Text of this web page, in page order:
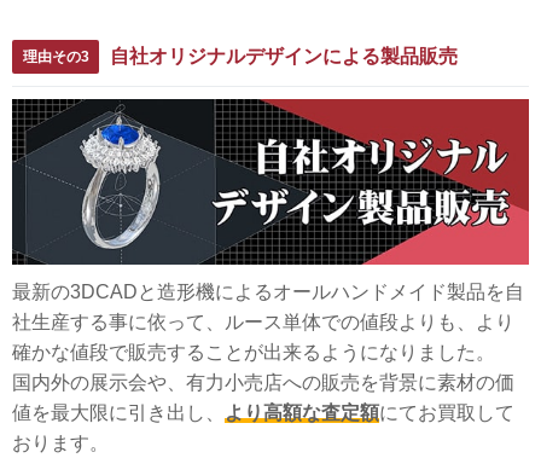
理由その3 自社オリジナルデザインによる製品販売
最新の3DCADと造形機によるオールハンドメイド製品を自
社生産する事に依って、ルース単体での値段よりも、より
確かな値段で販売することが出来るようになりました。
国内外の展示会や、有力小売店への販売を背景に素材の価
値を最大限に引き出し、 より高額な査定額にてお買取して
おります。